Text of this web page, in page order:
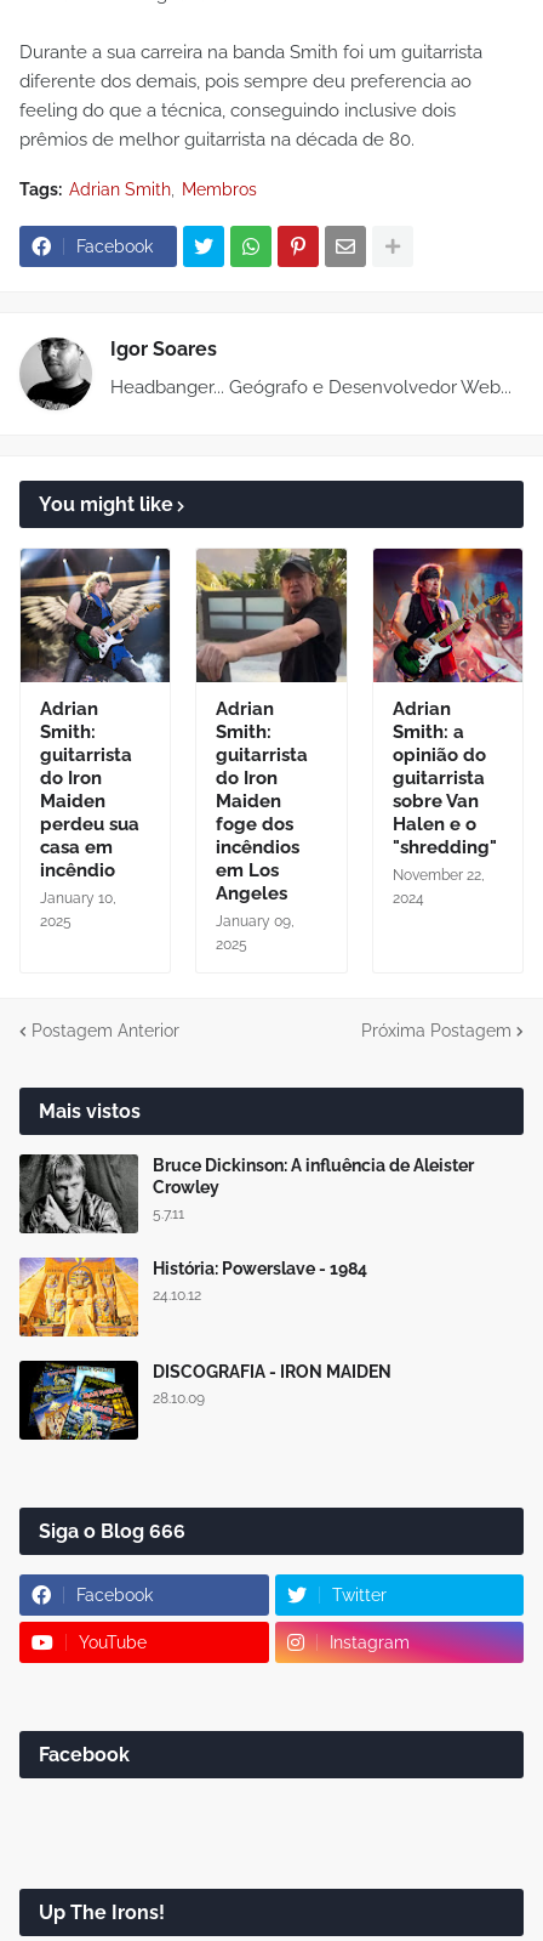
Durante a sua carreira na banda Smith foi um guitarrista
diferente dos demais, pois sempre deu preferencia ao
feeling do que a técnica, conseguindo inclusive dois
prêmios de melhor guitarrista na década de 80.
Tags: Adrian Smith Membros
Facebook
Igor Soares
Headbanger... Geógrafo e Desenvolvedor Web...
You might like
Adrian
Smith:
guitarrista
do Iron
Maiden
perdeu sua
casa em
incêndio
January 10,
2025
Adrian
Smith:
guitarrista
do Iron
Maiden
foge dos
incêndios
em Los
Angeles
January 09,
2025
Adrian
Smith: a
opinião do
guitarrista
sobre Van
Halen e o
"shredding"
November 22,
2024
Postagem Anterior Próxima Postagem
Mais vistos
Bruce Dickinson: A influência de Aleister
Crowley
5.7.11
História: Powerslave - 1984
24.10.12
DISCOGRAFIA - IRON MAIDEN
28.10.09
Siga o Blog 666
Facebook Twitter
YouTube Instagram
Facebook
Up The Irons!